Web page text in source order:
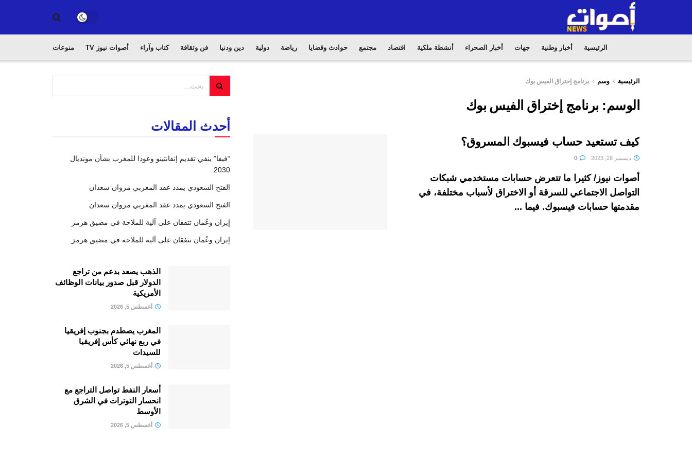
الرئيسية أخبار وطنية جهات أخبار الصحراء أنشطة ملكية اقتصاد مجتمع حوادث وقضايا رياضة دولية دين ودنيا فن وثقافة كتاب وآراء أصوات نيوز TV منوعات
الرئيسية وسم برنامج إختراق الفيس بوك
الوسم: برنامج إختراق الفيس بوك
كيف تستعيد حساب فيسبوك المسروق؟
ديسمبر 28, 2023
أصوات نيوز/ كثيرا ما تتعرض حسابات مستخدمي شبكات
التواصل الاجتماعي للسرقة أو الاختراق لأسباب مختلفة، في
مقدمتها حسابات فيسبوك. فيما ...
أحدث المقالات
“فيفا” ينفي تقديم إنفانتينو وعودا للمغرب بشأن مونديال
2030
الفتح السعودي يمدد عقد المغربي مروان سعدان
الفتح السعودي يمدد عقد المغربي مروان سعدان
إيران وعُمان تتفقان على آلية للملاحة في مضيق هرمز
إيران وعُمان تتفقان على آلية للملاحة في مضيق هرمز
الذهب يصعد بدعم من تراجع
الدولار قبل صدور بيانات الوظائف
الأمريكية
أغسطس 5, 2026
المغرب يصطدم بجنوب إفريقيا
في ربع نهائي كأس إفريقيا
للسيدات
أغسطس 5, 2026
أسعار النفط تواصل التراجع مع
انحسار التوترات في الشرق
الأوسط
أغسطس 5, 2026